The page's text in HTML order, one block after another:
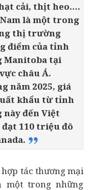
cải, thịt heo….
là một trong
thị trường
điểm của tỉnh
Manitoba tại
châu Á.
năm 2025, giá
khẩu từ tỉnh
này đến Việt
đạt 110 triệu đô
tác thương mại
một trong những